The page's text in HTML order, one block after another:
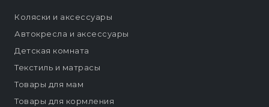
Коляски и аксессуары
Автокресла и аксессуары
Детская комната
Текстиль и матрасы
Товары для мам
Товары для кормления